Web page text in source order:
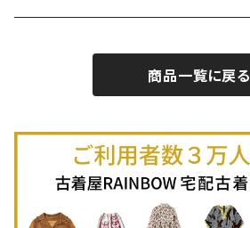
古着ポロシャツ
古着長袖ポロシャツ
古着スウェット
古着羽織り
古着ミニ丈スカート (丈56-75cm)
Autumn / Winter
商品一覧に戻る